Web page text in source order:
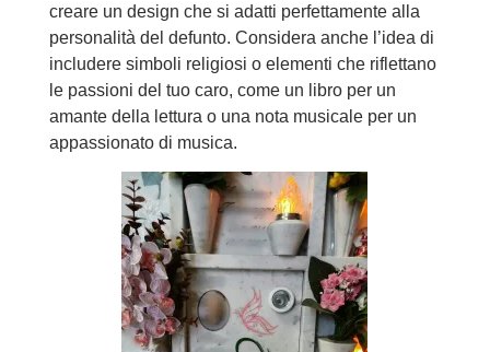
creare un design che si adatti perfettamente alla
personalità del defunto. Considera anche l’idea di
includere simboli religiosi o elementi che riflettano
le passioni del tuo caro, come un libro per un
amante della lettura o una nota musicale per un
appassionato di musica.